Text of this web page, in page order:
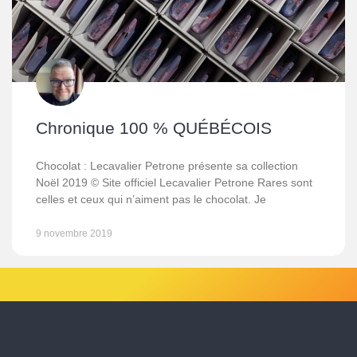
Chronique 100 % QUÉBÉCOIS
Chocolat : Lecavalier Petrone présente sa collection
Noël 2019 © Site officiel Lecavalier Petrone Rares sont
celles et ceux qui n’aiment pas le chocolat. Je
9 novembre 2019